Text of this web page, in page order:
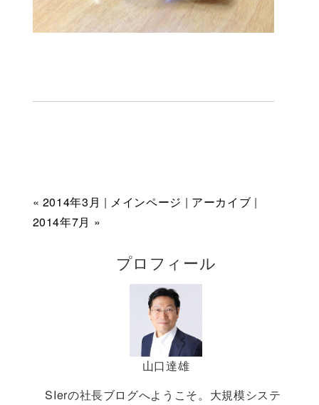
« 2014年3月 | メインページ | アーカイブ |
2014年7月 »
プロフィール
山口達雄
SIerの社長ブログへようこそ。大規模システ